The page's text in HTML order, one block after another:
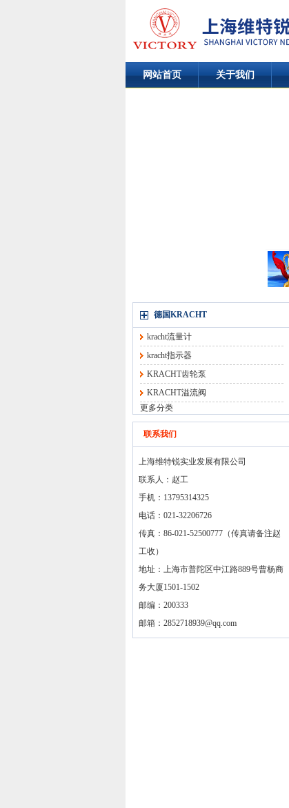
网站首页 关于我们
德国KRACHT
kracht流量计
kracht指示器
KRACHT齿轮泵
KRACHT溢流阀
更多分类
联系我们
上海维特锐实业发展有限公司
联系人：赵工
手机：13795314325
电话：021-32206726
传真：86-021-52500777（传真请备注赵
工收）
地址：上海市普陀区中江路889号曹杨商
务大厦1501-1502
邮编：200333
邮箱： 2852718939@qq.com